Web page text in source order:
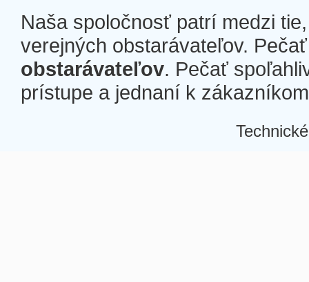
Naša spoločnosť patrí medzi
verejných obstarávateľov.
obstarávateľov. Pečať
prístupe a jednaní k